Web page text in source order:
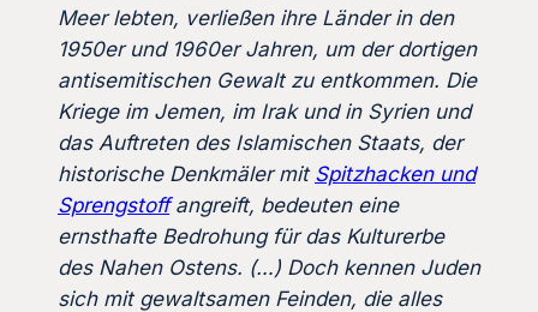
Meer lebten, verließen ihre Länder in den
1950er und 1960er Jahren, um der dortigen
antisemitischen Gewalt zu entkommen. Die
Kriege im Jemen, im Irak und in Syrien und
das Auftreten des Islamischen Staats, der
historische Denkmäler mit Spitzhacken und
Sprengstoffangreift, bedeuten eine
ernsthafte Bedrohung für das Kulturerbe
des Nahen Ostens. (…) Doch kennen Juden
sich mit gewaltsamen Feinden, die alles